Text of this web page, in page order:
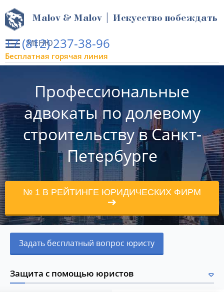
МЕНЮ
Malov & Malov | Искусство побеждать
+7 (812) 237-38-96
Бесплатная горячая линия
Профессиональные
адвокаты по долевому
строительству в Санкт-
Петербурге
№ 1 В РЕЙТИНГЕ ЮРИДИЧЕСКИХ ФИРМ
Задать бесплатный вопрос юристу
Защита с помощью юристов